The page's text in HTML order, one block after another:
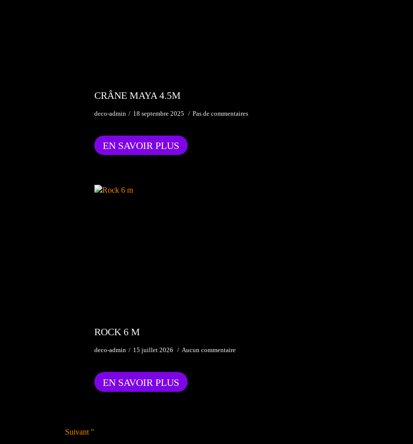
CRÂNE MAYA 4.5M
deco-admin 18 septembre 2025 Pas de commentaires
EN SAVOIR PLUS
ROCK 6 M
deco-admin 15 juillet 2026 Aucun commentaire
EN SAVOIR PLUS
Suivant "